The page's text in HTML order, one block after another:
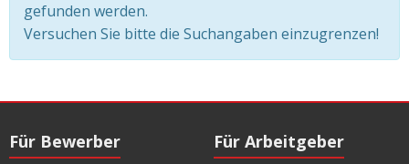
gefunden werden.
Versuchen Sie bitte die Suchangaben einzugrenzen!
Für Bewerber Für Arbeitgeber